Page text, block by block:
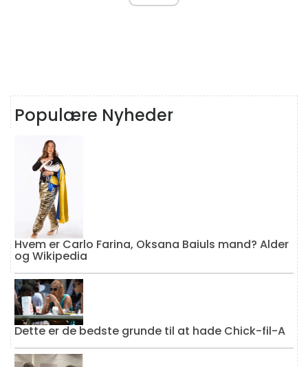
Populære Nyheder
Hvem er Carlo Farina, Oksana Baiuls mand? Alder
og Wikipedia
Dette er de bedste grunde til at hade Chick-fil-A